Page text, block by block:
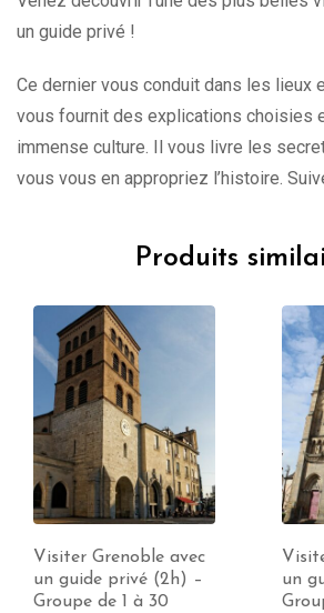
un guide privé !
Ce dernier vous conduit dans les lieux
vous fournit des explications choisies
immense culture. Il vous livre les
vous vous en appropriez l’histoire.
Produits
Visiter Grenoble avec
un guide privé (2h) –
Groupe de 1 à 30
un